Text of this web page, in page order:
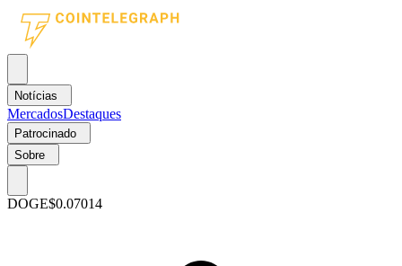
Notícias
MercadosDestaques
Patrocinado
Sobre
DOGE$0.07014